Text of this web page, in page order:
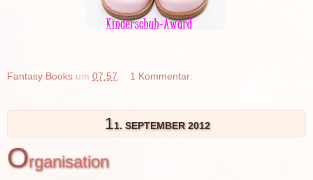
Fantasy Books um 07:57 1 Kommentar:
11. SEPTEMBER 2012
Organisation